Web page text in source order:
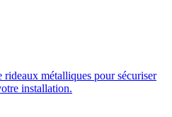
rideaux métalliques pour sécuriser
installation.